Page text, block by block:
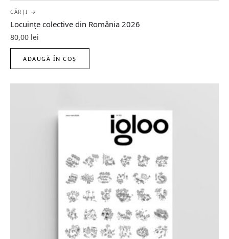
CĂRȚI →
Locuințe colective din România 2026
80,00 lei
ADAUGĂ ÎN COȘ